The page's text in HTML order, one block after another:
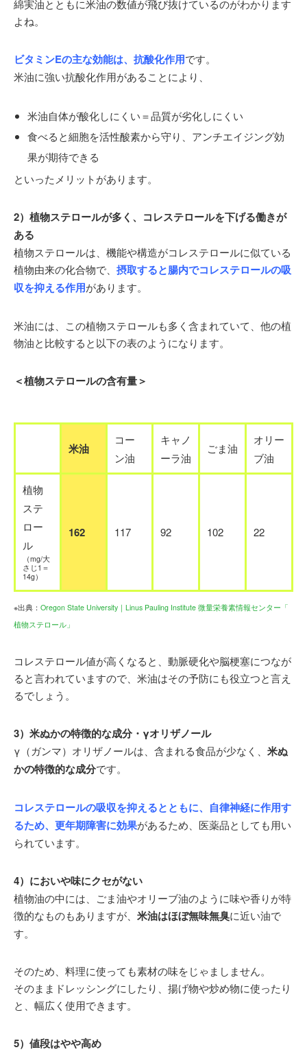
綿実油とともに米油の数値が飛び抜けているのがわかります
よね。
ビタミンEの主な効能は、抗酸化作用です。
米油に強い抗酸化作用があることにより、
米油自体が酸化しにくい＝品質が劣化しにくい
食べると細胞を活性酸素から守り、アンチエイジング効
果が期待できる
といったメリットがあります。
2）植物ステロールが多く、コレステロールを下げる働きが
ある
植物ステロールは、機能や構造がコレステロールに似ている
植物由来の化合物で、 摂取すると腸内でコレステロールの吸
収を抑える作用があります。
米油には、この植物ステロールも多く含まれていて、他の植
物油と比較すると以下の表のようになります。
＜植物ステロールの含有量＞
米油
コー
ン油
キャノ
ーラ油
ごま油
オリー
ブ油
植物
ステ
ロー
ル
（mg/大
さじ1＝
14g）
162 117 92 102 22
※出典： Oregon State University｜Linus Pauling Institute 微量栄養素情報センター「
植物ステロール」
コレステロール値が高くなると、動脈硬化や脳梗塞につなが
ると言われていますので、米油はその予防にも役立つと言え
るでしょう。
3）米ぬかの特徴的な成分・γオリザノール
γ（ガンマ）オリザノールは、含まれる食品が少なく、 米ぬ
かの特徴的な成分です。
コレステロールの吸収を抑えるとともに、自律神経に作用す
るため、更年期障害に効果があるため、医薬品としても用い
られています。
4）においや味にクセがない
植物油の中には、ごま油やオリーブ油のように味や香りが特
徴的なものもありますが、 米油はほぼ無味無臭に近い油で
す。
そのため、料理に使っても素材の味をじゃましません。
そのままドレッシングにしたり、揚げ物や炒め物に使ったり
と、幅広く使用できます。
5）値段はやや高め